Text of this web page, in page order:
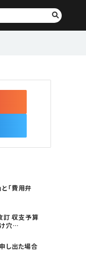
と「費用弁
訂 収支予算
穴…
し出た場合